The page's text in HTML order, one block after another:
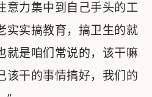
意力集中到自己手头的工
实实搞教育，搞卫生的就
就是咱们常说的，该干嘛
该干的事情搞好，我们的